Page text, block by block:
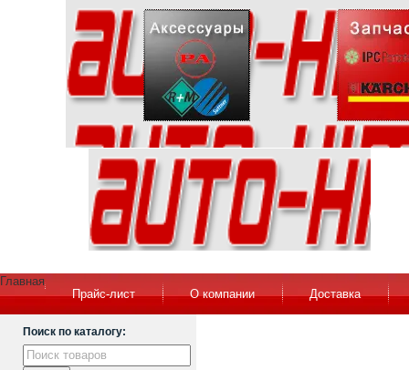
Главная
Прайс-лист
О компании Доставка
Поиск по каталогу: